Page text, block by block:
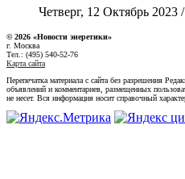
Четверг, 12 Октябрь 2023 /
© 2026 «Новости энеретики»
г. Москва
Тел.: (495) 540-52-76
Карта сайта
Перепечатка материала с сайта без разрешения
объявлений и комментариев, размещенных
не несет. Вся информация носит справочный